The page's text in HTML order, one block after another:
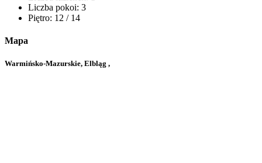
Liczba pokoi: 3
Piętro: 12 / 14
Mapa
Warmińsko-Mazurskie, Elbląg ,